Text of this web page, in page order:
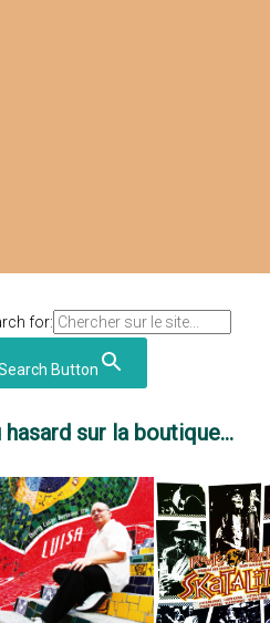
for:
Button
hasard sur la boutique...